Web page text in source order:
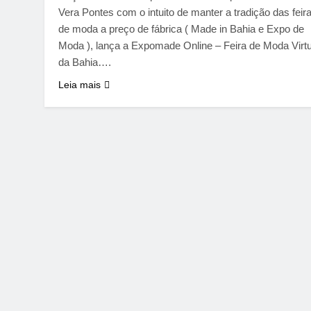
Vera Pontes com o intuito de manter a tradição das
de moda a preço de fábrica ( Made in Bahia e Expo de
Moda ), lança a Expomade Online – Feira de Moda
da Bahia….
Leia mais